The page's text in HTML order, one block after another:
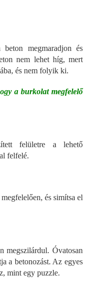
megmaradjon és
nem lehet híg, mert
és nem folyik ki.
a burkolat megfelelő
felületre a lehető
felfelé.
és simítsa el
megszilárdul. Óvatosan
a betonozást. Az egyes
mint egy puzzle.